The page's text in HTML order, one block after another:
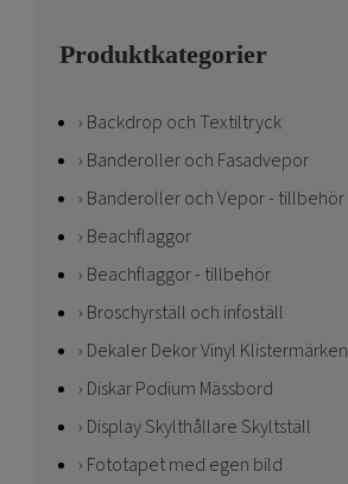
Produktkategorier
Backdrop och Textiltryck
Banderoller och Fasadvepor
Banderoller och Vepor - tillbehör
Beachflaggor
Beachflaggor - tillbehör
Broschyrställ och infoställ
Dekaler Dekor Vinyl Klistermärken
Diskar Podium Mässbord
Display Skylthållare Skyltställ
Fototapet med egen bild